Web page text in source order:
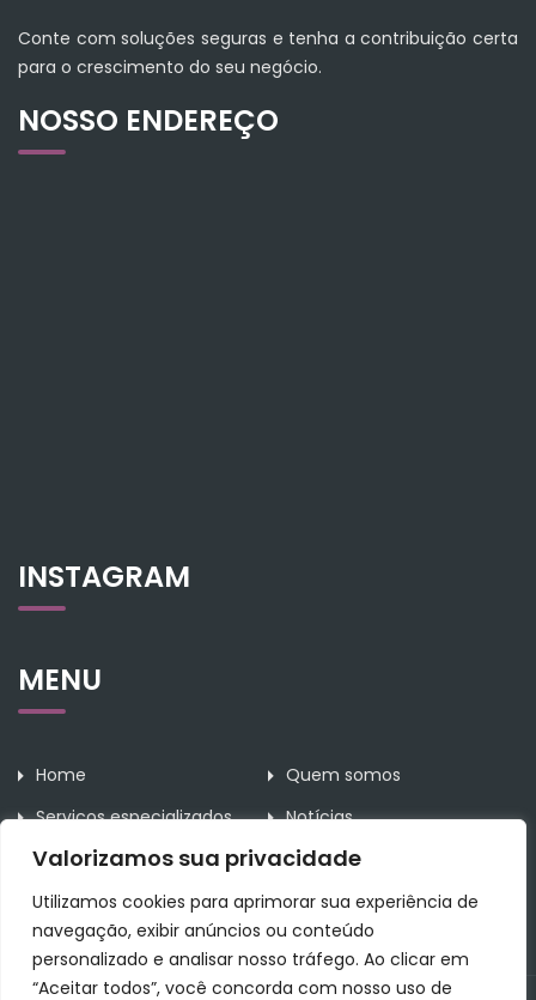
Valorizamos sua privacidade
Utilizamos cookies para aprimorar sua experiência de
navegação, exibir anúncios ou conteúdo
personalizado e analisar nosso tráfego. Ao clicar em
“Aceitar todos”, você concorda com nosso uso de
Conte com soluções seguras e tenha a contribuição certa
para o crescimento do seu negócio.
NOSSO ENDEREÇO
INSTAGRAM
MENU
Home
Quem somos
Serviços especializados
Notícias
Contato